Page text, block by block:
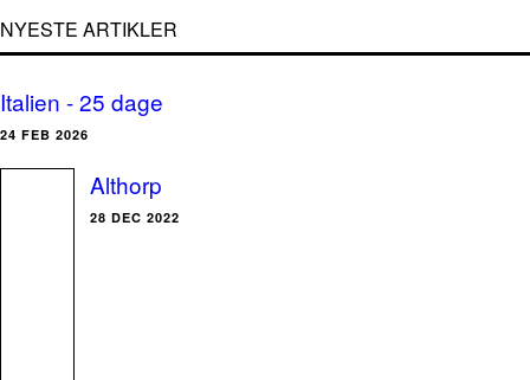
NYESTE ARTIKLER
Italien - 25 dage
24 FEB 2026
Althorp
28 DEC 2022